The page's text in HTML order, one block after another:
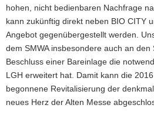
hohen, nicht bedienbaren Nachfrage
kann zukünftig direkt neben BIO CITY
Angebot gegenübergestellt werden.
dem SMWA insbesondere auch an
Beschluss einer Bareinlage die
LGH erweitert hat. Damit kann die
begonnene Revitalisierung der
neues Herz der Alten Messe